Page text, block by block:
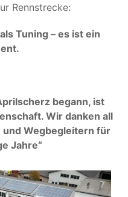
Rennstrecke:
Tuning – es ist ein
begann, ist
Wir danken all
und Wegbegleitern für
Jahre“